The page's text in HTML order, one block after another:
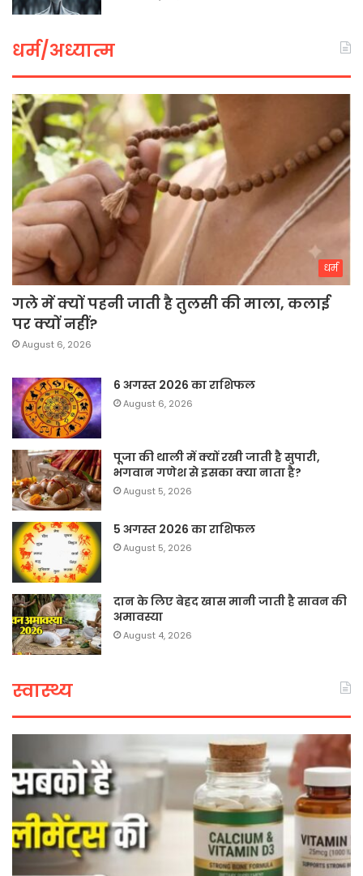
धर्म/अध्यात्म
धर्म
गले में क्यों पहनी जाती है तुलसी की माला, कलाई
पर क्यों नहीं?
August 6, 2026
6 अगस्त 2026 का राशिफल
August 6, 2026
पूजा की थाली में क्यों रखी जाती है सुपारी,
भगवान गणेश से इसका क्या नाता है?
August 5, 2026
5 अगस्त 2026 का राशिफल
August 5, 2026
दान के लिए बेहद खास मानी जाती है सावन की
अमावस्या
August 4, 2026
स्वास्थ्य